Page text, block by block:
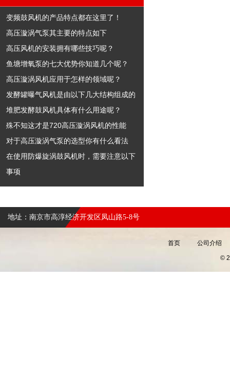
变频鼓风机的产品特点都在这里了！
高压漩涡气泵其主要的特点如下
高压风机的安装拥有哪些技巧呢？
鱼塘增氧泵的七大优势你知道几个呢？
高压漩涡风机应用于怎样的领域呢？
发酵罐曝气风机是由以下几大结构组成的
堆肥发酵鼓风机具体有什么用途呢？
殊不知这才是720高压漩涡风机的性能
对于高压漩涡气泵的选型你有什么看法
在使用防爆旋涡鼓风机时，需要注意以下
事项
地址：南京市高淳经济开发区凤山路5-8号
首页 公司介绍
©